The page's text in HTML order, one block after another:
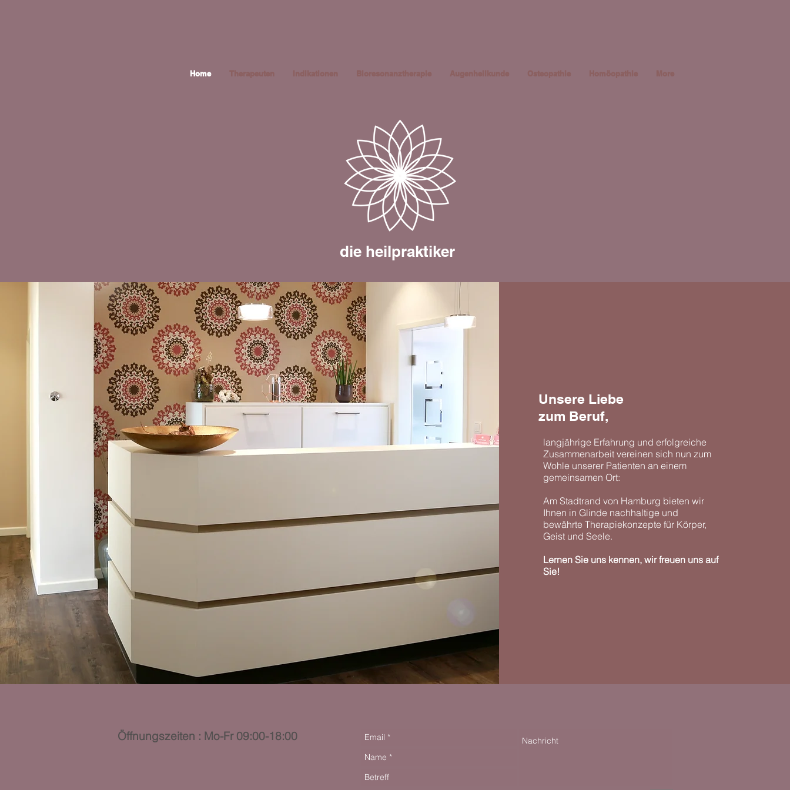
Home Therapeuten Indikationen Bioresonanztherapie Augenheilkunde Osteopathie Homöopathie More
die heilpraktiker
Unsere Liebe
zum Beruf,
langjährige Erfahrung und erfolgreiche
Zusammenarbeit vereinen sich nun zum
Wohle unserer Patienten an einem
gemeinsamen Ort:
Am Stadtrand von Hamburg bieten wir
Ihnen in Glinde nachhaltige und
bewährte Therapiekonzepte für Körper,
Geist und Seele.
Lernen Sie uns kennen, wir freuen uns auf
Sie!
​Öffnungszeiten : Mo-Fr 09:00-18:00